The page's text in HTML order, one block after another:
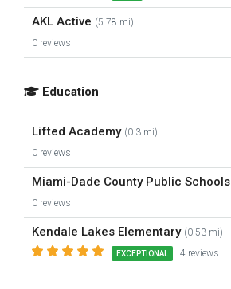
AKL Active (5.78 mi)
0 reviews
Education
Lifted Academy (0.3 mi)
0 reviews
Miami-Dade County Public Schools
0 reviews
Kendale Lakes Elementary (0.53 mi)
EXCEPTIONAL 4 reviews